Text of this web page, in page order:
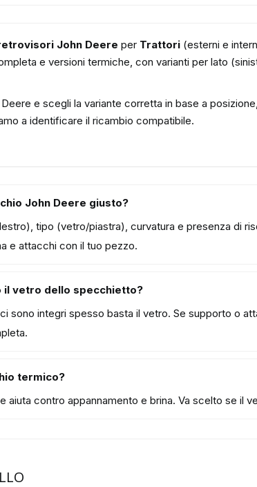
John Deere per Trattori (esterni e
e versioni termiche, con varianti per lato
e scegli la variante corretta in base a
a identificare il ricambio compatibile.
John Deere giusto?
tipo (vetro/piastra), curvatura e presenza di
e attacchi con il tuo pezzo.
il vetro dello specchietto?
sono integri spesso basta il vetro. Se supporto o
termico?
aiuta contro appannamento e brina. Va scelto se il